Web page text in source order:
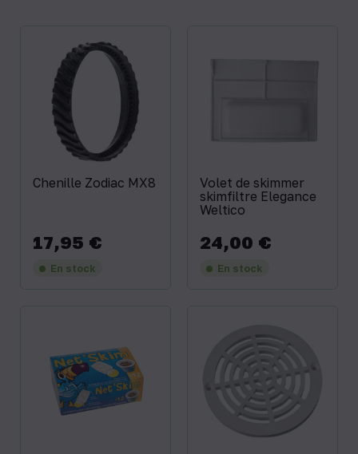
Chenille Zodiac MX8
Prix
17,95 €
En stock
Volet de skimmer
skimfiltre Elegance
Weltico
Prix
24,00 €
En stock